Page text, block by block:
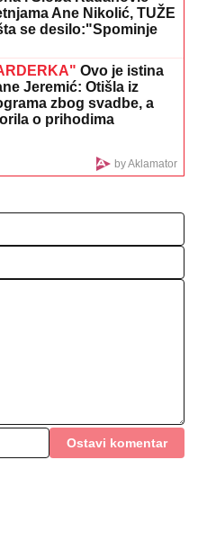
Jeremić neće biti u
od Željka Mitrovića
tako htela"
ČIPKANA
u Nedu Ukraden u
šampanjac na plaži,
Vučić otkrio